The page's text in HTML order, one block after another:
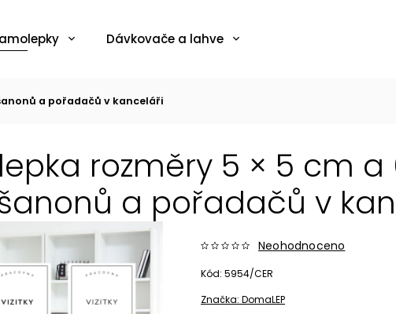
Dávkovače a lahve Boxy, dózy, kořenky,
a pořadačů v kanceláři
rozměry 5 × 5 cm
a pořadačů v
Značka: DomaLEP
Neohodnoceno
Kód: 5954/CER